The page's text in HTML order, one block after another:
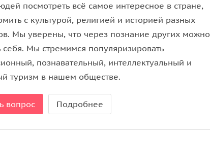
лет назад, монументальный Спасо-
Углича и самую
Царевича Димитрия-на-Крови
. В 2017 году она
посмотреть всё самое интересное в стране,
с культурой, религией и историей разных
Мы уверены, что через познание других можно
себя. Мы стремимся популяризировать
познавательный, интеллектуальный и
туризм в нашем обществе.
вопрос Подробнее